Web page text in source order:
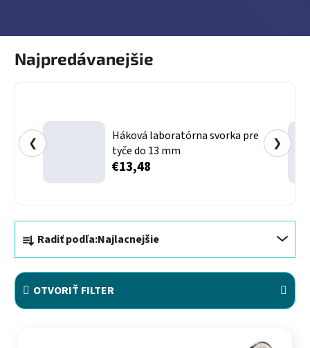
Najpredávanejšie
Háková laboratórna svorka pre
tyče do 13 mm
€13,48
❮ ❯
Radenie produktov
Radiť podľa:Najlacnejšie
OTVORIŤ FILTER